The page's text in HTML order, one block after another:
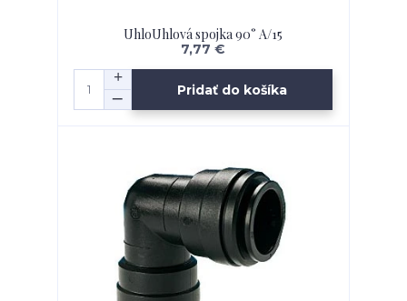
UhloUhlová spojka 90° A/15
7,77 €
Pridať do košíka